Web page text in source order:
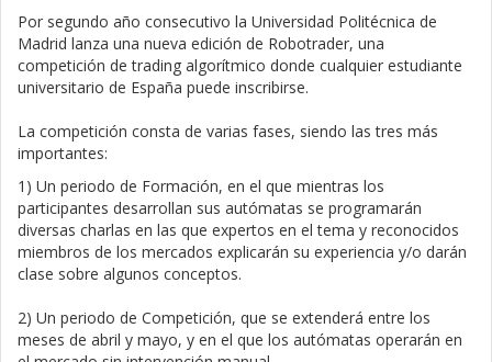
Por segundo año consecutivo la Universidad Politécnica de
Madrid lanza una nueva edición de Robotrader, una
competición de trading algorítmico donde cualquier estudiante
universitario de España puede inscribirse.
La competición consta de varias fases, siendo las tres más
importantes:
1) Un periodo de Formación, en el que mientras los
participantes desarrollan sus autómatas se programarán
diversas charlas en las que expertos en el tema y reconocidos
miembros de los mercados explicarán su experiencia y/o darán
clase sobre algunos conceptos.
2) Un periodo de Competición, que se extenderá entre los
meses de abril y mayo, y en el que los autómatas operarán en